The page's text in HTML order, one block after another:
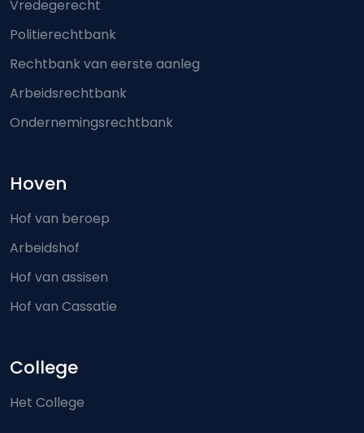
Vredegerecht
Politierechtbank
Rechtbank van eerste aanleg
Arbeidsrechtbank
Ondernemingsrechtbank
Hoven
Hof van beroep
Arbeidshof
Hof van assisen
Hof van Cassatie
College
Het College